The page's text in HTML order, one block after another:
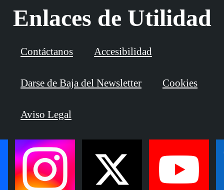
Enlaces de Utilidad
Contáctanos Accesibilidad
Darse de Baja del Newsletter Cookies
Aviso Legal